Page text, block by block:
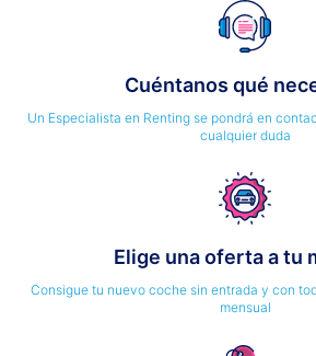
Cuéntanos qué
Un Especialista en Renting se pondrá en
cualquier duda
Elige una oferta a tu
Consigue tu nuevo coche sin entrada y con
mensual